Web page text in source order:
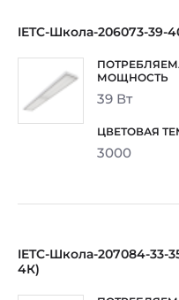
IETC-Школа-206073-39-
39 Вт
3000
IETC-Школа-207084-33-
4К)